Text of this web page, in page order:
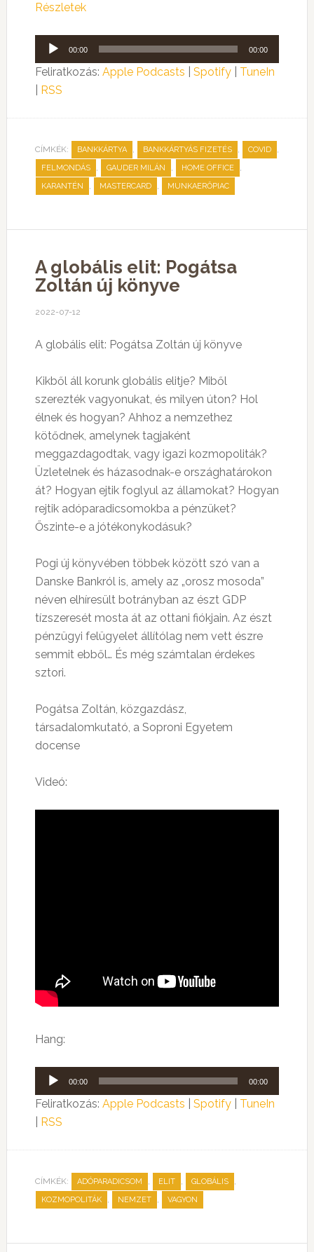
Részletek
Audió
lejátszó
00:00 00:00
Feliratkozás: Apple Podcasts Spotify| TuneIn
RSS
CÍMKÉK: BANKKÁRTYA , BANKKÁRTYÁS FIZETÉS , COVID ,
FELMONDÁS , GAUDER MILÁN , HOME OFFICE ,
KARANTÉN , MASTERCARD , MUNKAERŐPIAC
A globális elit: Pogátsa
Zoltán új könyve
2022-07-12
A globális elit: Pogátsa Zoltán új könyve
Kikből áll korunk globális elitje? Miből
szerezték vagyonukat, és milyen úton? Hol
élnek és hogyan? Ahhoz a nemzethez
kötődnek, amelynek tagjaként
meggazdagodtak, vagy igazi kozmopoliták?
Üzletelnek és házasodnak-e országhatárokon
át? Hogyan ejtik foglyul az államokat? Hogyan
rejtik adóparadicsomokba a pénzüket?
Őszinte-e a jótékonykodásuk?
Pogi új könyvében többek között szó van a
Danske Bankról is, amely az „orosz mosoda”
néven elhíresült botrányban az észt GDP
tízszeresét mosta át az ottani fiókjain. Az észt
pénzügyi felügyelet állítólag nem vett észre
semmit ebből… És még számtalan érdekes
sztori.
Pogátsa Zoltán, közgazdász,
társadalomkutató, a Soproni Egyetem
docense
Videó:
Hang:
Audió
lejátszó
00:00 00:00
Feliratkozás: Apple Podcasts Spotify| TuneIn
RSS
CÍMKÉK: ADÓPARADICSOM , ELIT , GLOBÁLIS ,
KOZMOPOLITÁK , NEMZET , VAGYON